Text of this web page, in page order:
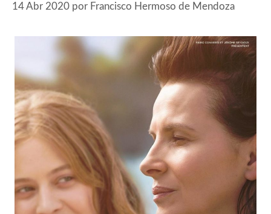
14 Abr 2020 por Francisco Hermoso de Mendoza